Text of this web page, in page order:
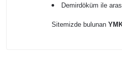
Demirdöküm ile
Sitemizde bulunan